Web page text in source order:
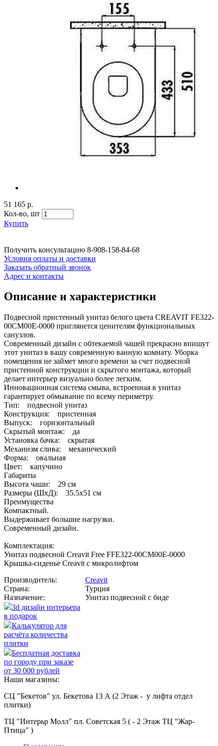
51 165 р.
Кол-во, шт
Купить
Получить консультацию 8-908-158-84-68
Условия оплаты и доставки
Заказать обратный звонок
Адрес и контакты
Описание и характеристики
Подвесной пристенный унитаз белого цвета CREAVIT FE322-
00CM00E-0000 приглянется ценителям функциональных
санузлов.
Современный дизайн с обтекаемой чашей прекрасно впишут
этот унитаз в вашу современную ванную комнату. Уборка
помещения не займет много времени за счет подвесной
пристенной конструкции и скрытого монтажа, который
делает интерьер визуально более легким.
Инновационная система смыва, встроенная в унитаз
гарантирует обмывание по всему периметру.
Тип: подвесной унитаз
Конструкция: пристенная
Выпуск: горизонтальный
Скрытый монтаж: да
Установка бачка: скрытая
Механизм слива: механический
Форма: овальная
Цвет: капучино
Габариты
Высота чаши: 29 см
Размеры (ШхД): 35.5x51 см
Преимущества
Компактный.
Выдерживает большие нагрузки.
Современный дизайн.
Комплектация:
Унитаз подвесной Creavit Free FFE322-00CM00E-0000
Крышка-сиденье Creavit с микролифтом
Производитель:
Creavit
Страна:
Турция
Назначение:
Унитаз подвесной с биде
3d дизайн интерьера
в подарок
Калькулятор для
расчёта количества
плитки
Бесплатная доставка
по городу при заказе
от 30 000 рублей
Наши магазины:
СЦ "Бекетов" ул. Бекетова 13 А (2 Этаж - у лифта отдел
плитки)
ТЦ "Интерьр Молл" пл. Советская 5 ( - 2 Этаж ТЦ "Жар-
Птица" )